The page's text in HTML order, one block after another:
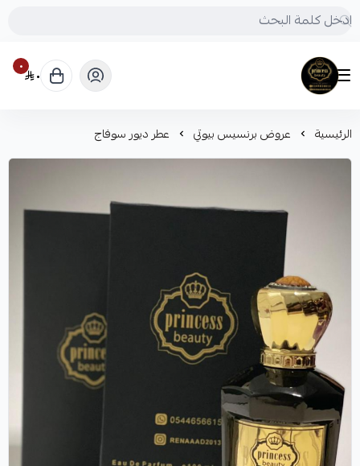
Princess beauty
٠ ٠
الرئيسية عروض برنسيس بيوتي عطر ديور سوفاج